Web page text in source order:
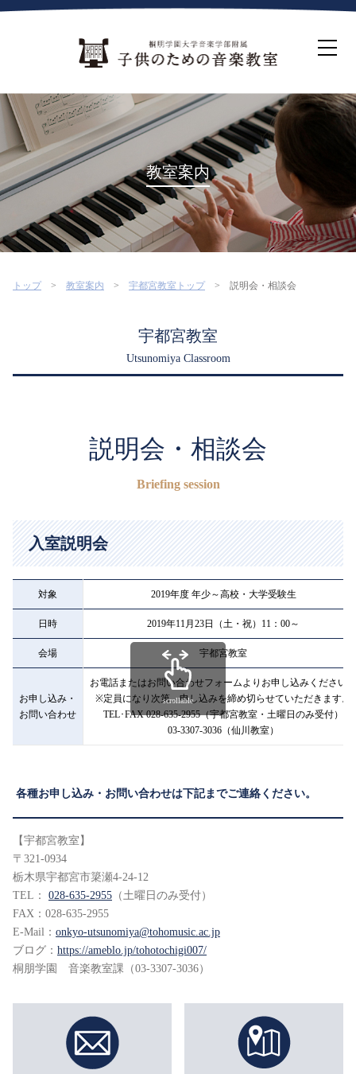
ホーム
生徒募集について
教室案内
コース紹介
概要・沿革
桐朋を選ぶ理由
インタビュー・コラム
イベント
よくある質問
教室案内
トップ 教室案内 宇都宮教室トップ 説明会・相談会
宇都宮教室
Utsunomiya Classroom
説明会・相談会
Briefing session
入室説明会
対象 2019年度 年少～高校・大学受験生
日時 2019年11月23日（土・祝）11：00～
会場 宇都宮教室
お申し込み・
お問い合わせ
お電話またはお問い合わせフォームよりお申し込みください。
※定員になり次第、申し込みを締め切らせていただきます。
TEL･FAX 028-635-2955（宇都宮教室・土曜日のみ受付）
03-3307-3036（仙川教室）
scrollable
各種お申し込み・お問い合わせは下記までご連絡ください。
【宇都宮教室】
〒321-0934
栃木県宇都宮市簗瀬4-24-12
TEL： 028-635-2955 （土曜日のみ受付）
FAX：028-635-2955
E-Mail： onkyo-utsunomiya@tohomusic.ac.jp
ブログ： https://ameblo.jp/tohotochigi007/
桐朋学園 音楽教室課（03-3307-3036）